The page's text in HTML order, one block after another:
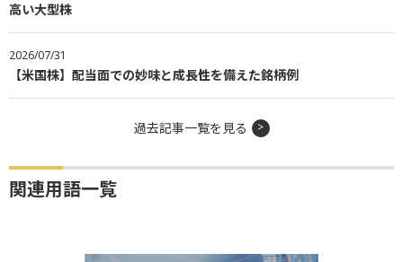
高い大型株
2026/07/31
【米国株】配当面での妙味と成長性を備えた銘柄例
過去記事一覧を見る
関連用語一覧